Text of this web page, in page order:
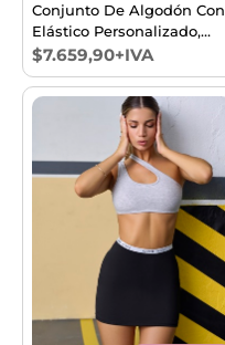
Conjunto De Algodón Con
Elástico Personalizado,
Corpiño Top Y Cola Less.
T85/100
$7.659,90+IVA